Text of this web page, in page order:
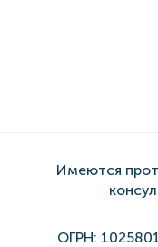
Имеются
ОГРН: